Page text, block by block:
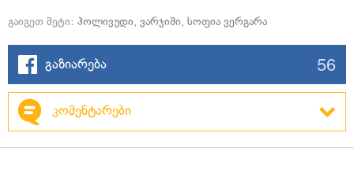
გაიგეთ მეტი: ჰოლივუდი, ვარჯიში, სოფია ვერგარა
გაზიარება 56
კომენტარები